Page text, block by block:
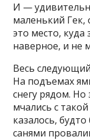
И —
маленький Гек,
это место, куда
наверное, и не
Весь
На подъемах
снегу рядом. Но
мчались с
казалось,
санями